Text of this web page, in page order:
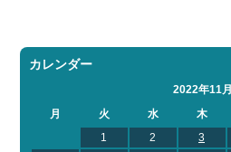
カレンダー
2022年11月
月
火 水 木
1
2 3